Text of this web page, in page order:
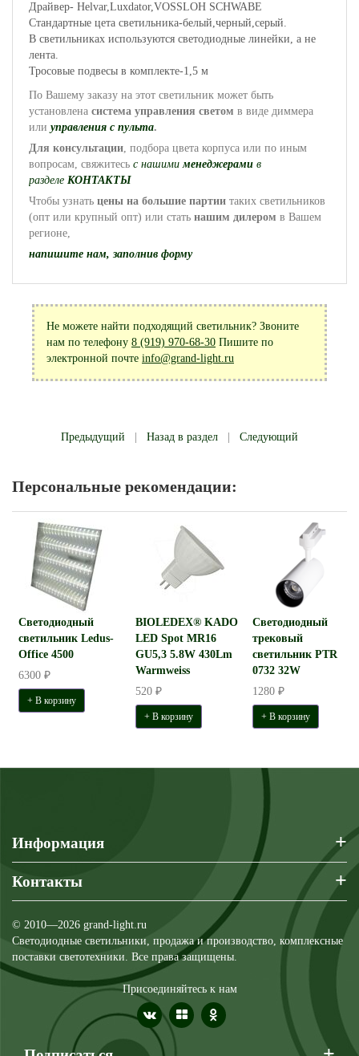
Драйвер- Helvar,Luxdator,VOSSLOH SCHWABE
Cтандартные цета светильника-белый,черный,серый.
В светильниках используются светодиодные линейки, а не
лента.
Тросовые подвесы в комплекте-1,5 м
По Вашему заказу на этот светильник может быть
установлена система управления светом в виде диммера
или управления с пульта.
Для консультации, подбора цвета корпуса или по иным
вопросам, свяжитесь с нашимименеджерами в
разделе КОНТАКТЫ
Чтобы узнать цены на большие партии таких светильников
(опт или крупный опт) или стать нашим дилером в Вашем
регионе,
напишите нам, заполнив форму
Не можете найти подходящий светильник? Звоните
нам по телефону 8 (919) 970-68-30 Пишите по
электронной почте info@grand-light.ru
Предыдущий Назад в раздел Следующий
Персональные рекомендации:
Светодиодный
светильник Ledus-
Office 4500
6300 ₽
+ В корзину
BIOLEDEX® KADO
LED Spot MR16
GU5,3 5.8W 430Lm
Warmweiss
520 ₽
+ В корзину
Светодиодный
трековый
светильник PTR
0732 32W
1280 ₽
+ В корзину
Информация +
Контакты +
© 2010—2026 grand-light.ru
Светодиодные светильники, продажа и производство, комплексные
поставки светотехники. Все права защищены.
Присоединяйтесь к нам